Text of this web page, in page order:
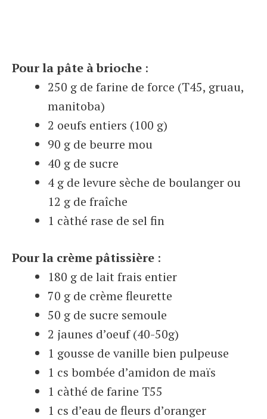
Pour la pâte à brioche :
250 g de farine de force (T45, gruau,
manitoba)
2 oeufs entiers (100 g)
90 g de beurre mou
40 g de sucre
4 g de levure sèche de boulanger ou
12 g de fraîche
1 càthé rase de sel fin
Pour la crème pâtissière :
180 g de lait frais entier
70 g de crème fleurette
50 g de sucre semoule
2 jaunes d’oeuf (40-50g)
1 gousse de vanille bien pulpeuse
1 cs bombée d’amidon de maïs
1 càthé de farine T55
1 cs d’eau de fleurs d’oranger